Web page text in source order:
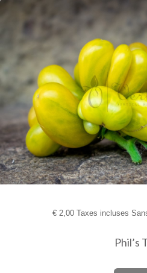
€2,00 Taxes incluses
Phil’s